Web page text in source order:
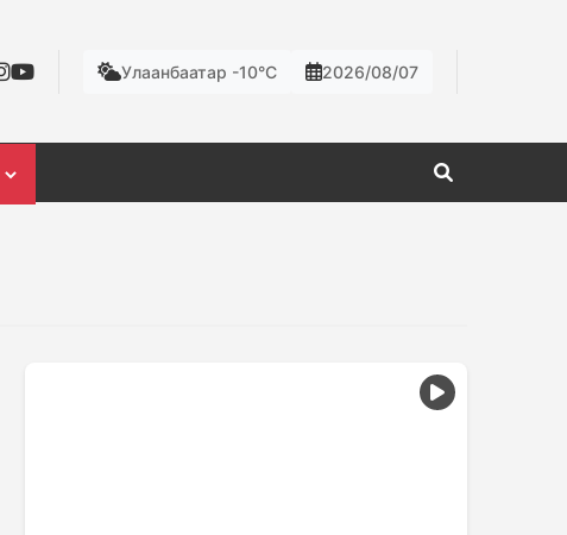
Улаанбаатар -10°C 2026/08/07